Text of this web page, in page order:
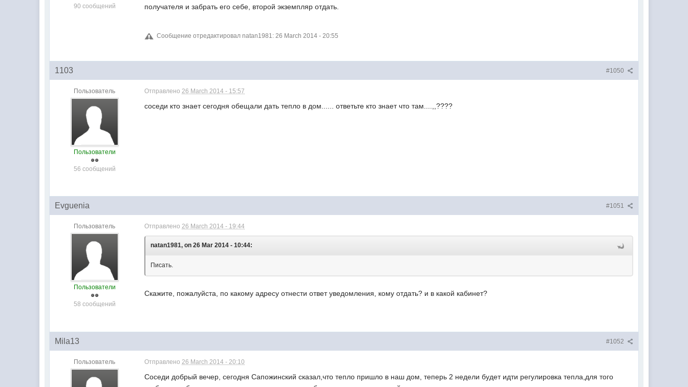
90 сообщений
получателя и забрать его себе, второй экземпляр отдать.
Сообщение отредактировал natan1981: 26 March 2014 - 20:55
#1050
1103
Пользователь
Пользователи
56 сообщений
Отправлено26 March 2014 - 15:57
соседи кто знает сегодня обещали дать тепло в дом...... ответьте кто знает что там....,,????
#1051
Evguenia
Пользователь
Пользователи
58 сообщений
Отправлено26 March 2014 - 19:44
natan1981, on 26 Mar 2014 - 10:44:
Писать.
Скажите, пожалуйста, по какому адресу отнести ответ уведомления, кому отдать? и в какой кабинет?
#1052
Mila13
Пользователь Отправлено26 March 2014 - 20:10
Соседи добрый вечер, сегодня Сапожинский сказал,что тепло пришло в наш дом, теперь 2 недели будет идти регулировка тепла,для того